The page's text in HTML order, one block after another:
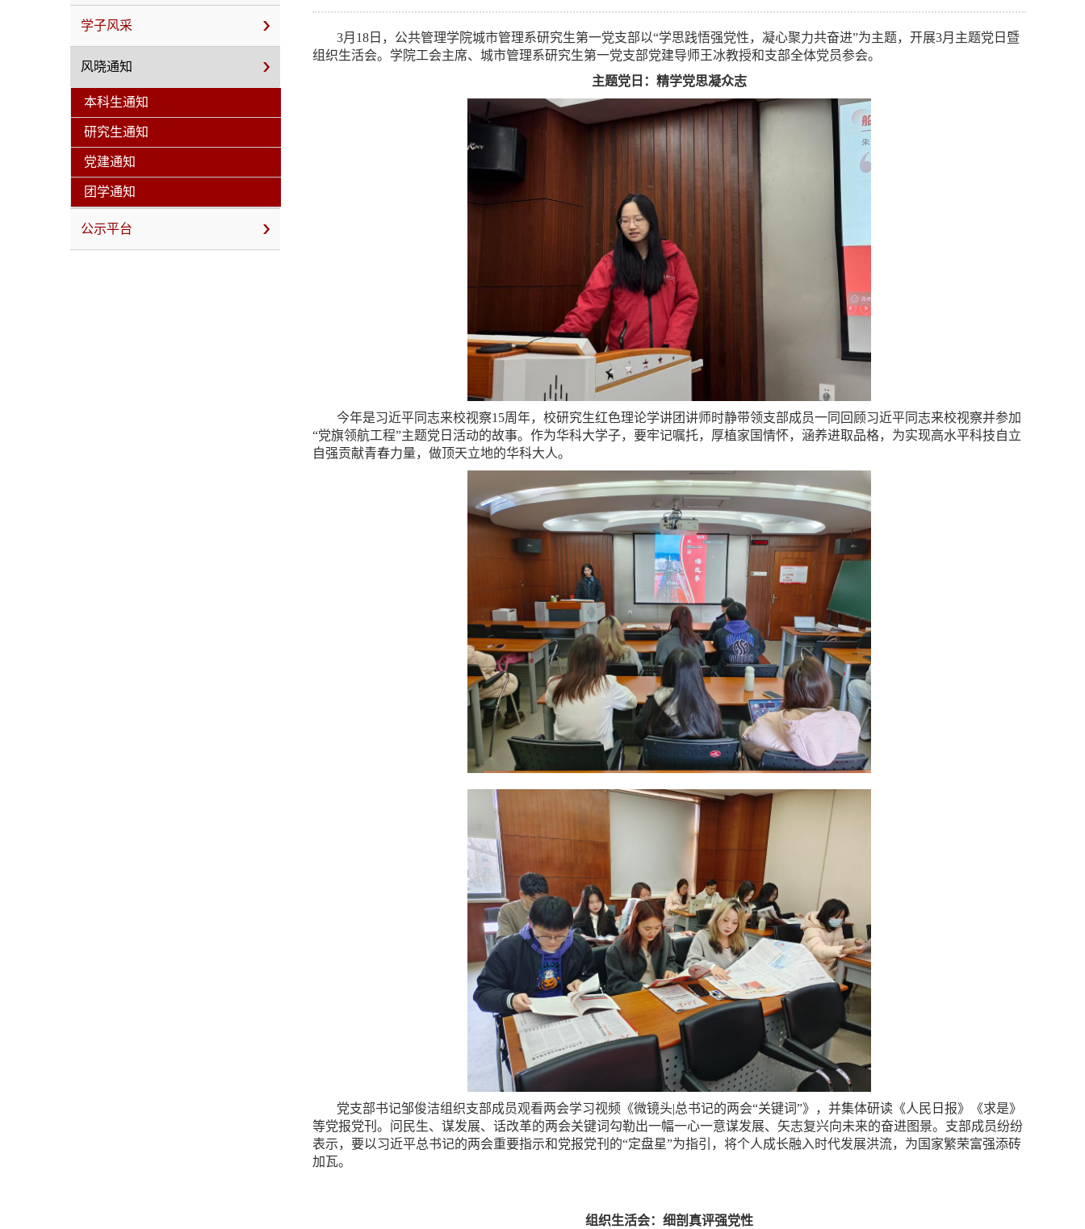
学子风采
风晓通知
本科生通知
研究生通知
党建通知
团学通知
公示平台
3月18日，公共管理学院城市管理系研究生第一党支部以“学思践悟强党性，凝心聚力共奋进”为主题，开展3月主题党日暨
组织生活会。学院工会主席、城市管理系研究生第一党支部党建导师王冰教授和支部全体党员参会。
主题党日：精学党思凝众志
今年是习近平同志来校视察15周年，校研究生红色理论学讲团讲师时静带领支部成员一同回顾习近平同志来校视察并参加
“党旗领航工程”主题党日活动的故事。作为华科大学子，要牢记嘱托，厚植家国情怀，涵养进取品格，为实现高水平科技自立
自强贡献青春力量，做顶天立地的华科大人。
党支部书记邹俊洁组织支部成员观看两会学习视频《微镜头|总书记的两会“关键词”》，并集体研读《人民日报》《求是》
等党报党刊。问民生、谋发展、话改革的两会关键词勾勒出一幅一心一意谋发展、矢志复兴向未来的奋进图景。支部成员纷纷
表示，要以习近平总书记的两会重要指示和党报党刊的“定盘星”为指引，将个人成长融入时代发展洪流，为国家繁荣富强添砖
加瓦。
组织生活会：细剖真评强党性